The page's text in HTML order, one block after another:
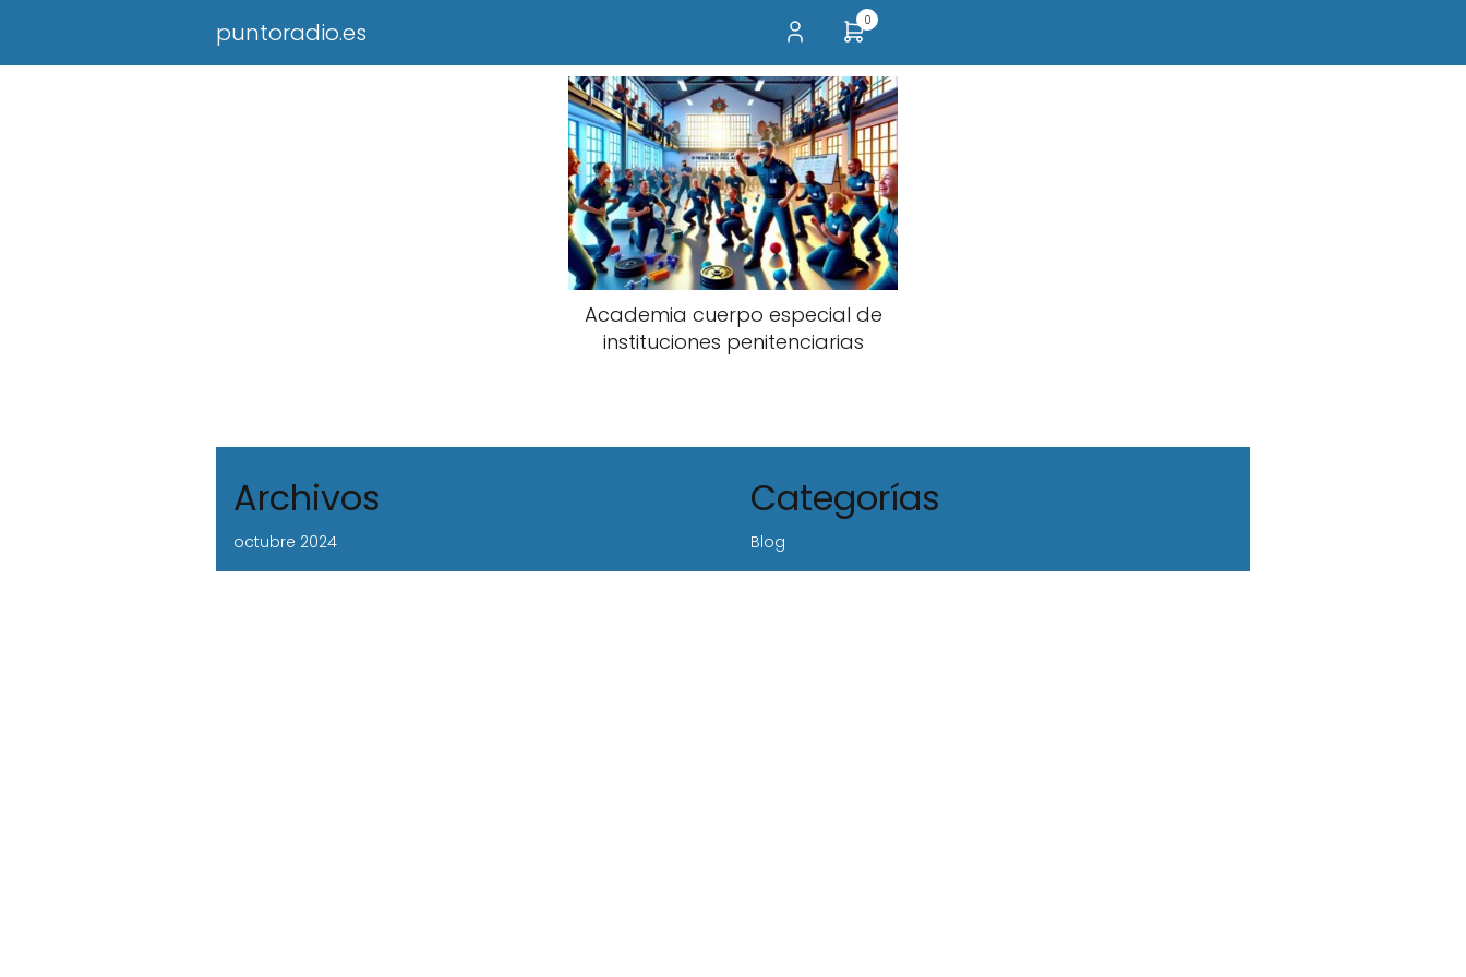
puntoradio.es 0
Academia cuerpo especial de
instituciones penitenciarias
Archivos
octubre 2024
Categorías
Blog